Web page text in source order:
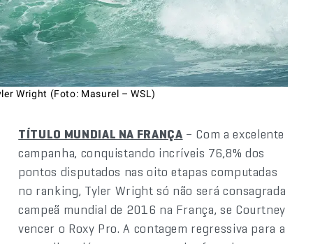
Wright (Foto: Masurel – WSL)
TÍTULO MUNDIAL NA FRANÇA – Com a excelente
campanha, conquistando incríveis 76,8% dos
pontos disputados nas oito etapas computadas
no ranking, Tyler Wright só não será consagrada
campeã mundial de 2016 na França, se Courtney
vencer o Roxy Pro. A contagem regressiva para a